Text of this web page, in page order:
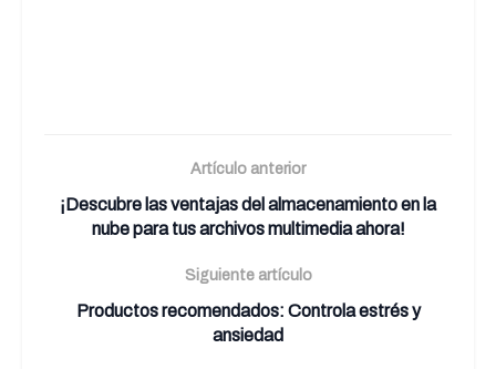
Artículo anterior
¡Descubre las ventajas del almacenamiento en la
nube para tus archivos multimedia ahora!
Siguiente artículo
Productos recomendados: Controla estrés y
ansiedad